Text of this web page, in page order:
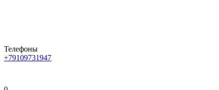
Телефоны
+79109731947